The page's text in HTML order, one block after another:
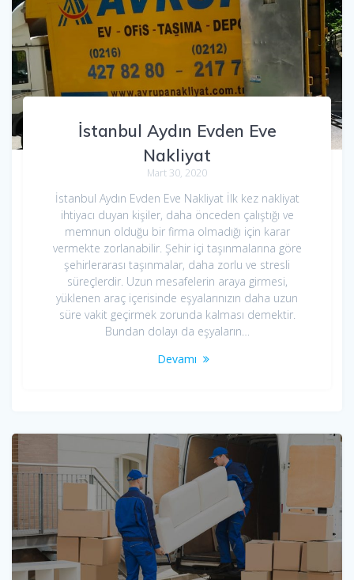
İstanbul Aydın Evden Eve
Nakliyat
Mart 30, 2020
İstanbul Aydın Evden Eve Nakliyat İlk kez nakliyat
ihtiyacı duyan kişiler, daha önceden çalıştığı ve
memnun olduğu bir firma olmadığı için karar
vermekte zorlanabilir. Şehir içi taşınmalarına göre
şehirlerarası taşınmalar, daha zorlu ve stresli
süreçlerdir. Uzun mesafelerin araya girmesi,
yüklenen araç içerisinde eşyalarınızın daha uzun
süre vakit geçirmek zorunda kalması demektir.
Bundan dolayı da eşyaların…
Devamı